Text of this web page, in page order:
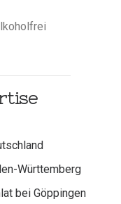
Württemberg
bei Göppingen